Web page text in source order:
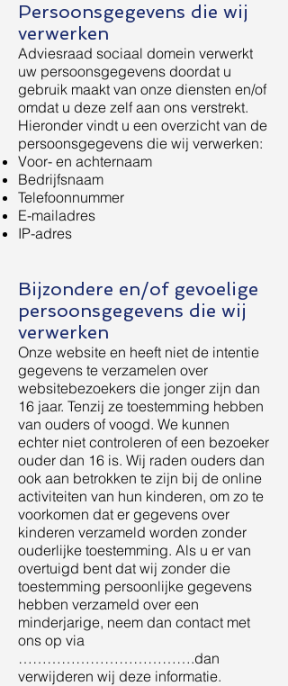
Persoonsgegevens die wij
verwerken
Adviesraad sociaal domein verwerkt
uw persoonsgegevens doordat u
gebruik maakt van onze diensten en/of
omdat u deze zelf aan ons verstrekt.
Hieronder vindt u een overzicht van de
persoonsgegevens die wij verwerken:
Voor- en achternaam
Bedrijfsnaam
Telefoonnummer
E-mailadres
IP-adres
Bijzondere en/of gevoelige
persoonsgegevens die wij
verwerken
Onze website en heeft niet de intentie
gegevens te verzamelen over
websitebezoekers die jonger zijn dan
16 jaar. Tenzij ze toestemming hebben
van ouders of voogd. We kunnen
echter niet controleren of een bezoeker
ouder dan 16 is. Wij raden ouders dan
ook aan betrokken te zijn bij de online
activiteiten van hun kinderen, om zo te
voorkomen dat er gegevens over
kinderen verzameld worden zonder
ouderlijke toestemming. Als u er van
overtuigd bent dat wij zonder die
toestemming persoonlijke gegevens
hebben verzameld over een
minderjarige, neem dan contact met
ons op via
……………………………….dan
verwijderen wij deze informatie.